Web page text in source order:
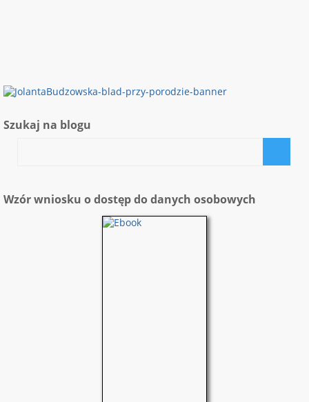
Szukaj na blogu
Wzór wniosku o dostęp do danych osobowych